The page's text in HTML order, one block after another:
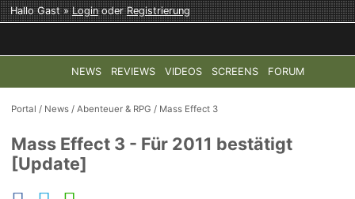
Hallo Gast »LoginoderRegistrierung
NEWS REVIEWS VIDEOS SCREENS FORUM
TOP-THEMEN: COD: MODERN WARFARE 4 HALO:
Portal / News /Abenteuer & RPG / Mass Effect 3
Mass Effect 3 - Für 2011 bestätigt
[Update]